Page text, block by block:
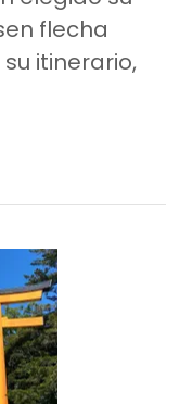
flecha
itinerario,